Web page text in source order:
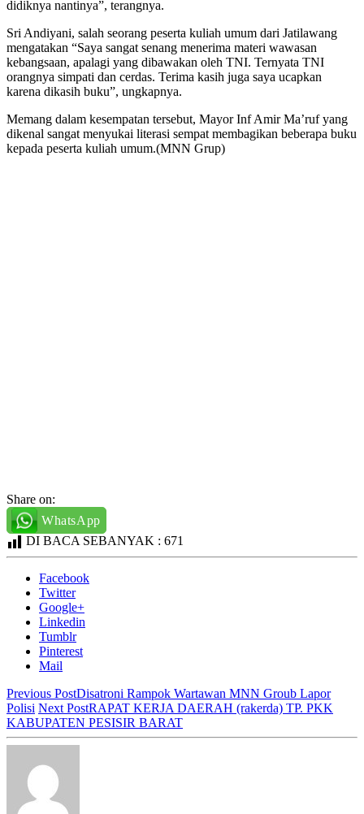
didiknya nantinya”, terangnya.
Sri Andiyani, salah seorang peserta kuliah umum dari Jatilawang
mengatakan “Saya sangat senang menerima materi wawasan
kebangsaan, apalagi yang dibawakan oleh TNI. Ternyata TNI
orangnya simpati dan cerdas. Terima kasih juga saya ucapkan
karena dikasih buku”, ungkapnya.
Memang dalam kesempatan tersebut, Mayor Inf Amir Ma’ruf yang
dikenal sangat menyukai literasi sempat membagikan beberapa buku
kepada peserta kuliah umum.(MNN Grup)
Share on:
WhatsApp
DI BACA SEBANYAK : 671
Facebook
Twitter
Google+
Linkedin
Tumblr
Pinterest
Mail
Previous PostDisatroni Rampok Wartawan MNN Groub Lapor
Polisi Next PostRAPAT KERJA DAERAH (rakerda) TP. PKK
KABUPATEN PESISIR BARAT